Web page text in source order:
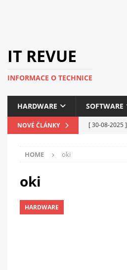
IT REVUE
INFORMACE O TECHNICE
HARDWARE SOFTWARE
NOVÉ ČLÁNKY [ 30-08-2025 ]
HOME oki
oki
HARDWARE